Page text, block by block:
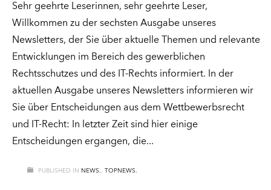
Sehr geehrte Leserinnen, sehr geehrte Leser,
Willkommen zu der sechsten Ausgabe unseres
Newsletters, der Sie über aktuelle Themen und relevante
Entwicklungen im Bereich des gewerblichen
Rechtsschutzes und des IT-Rechts informiert. In der
aktuellen Ausgabe unseres Newsletters informieren wir
Sie über Entscheidungen aus dem Wettbewerbsrecht
und IT-Recht: In letzter Zeit sind hier einige
Entscheidungen ergangen, die
PUBLISHED IN NEWS. , TOPNEWS.